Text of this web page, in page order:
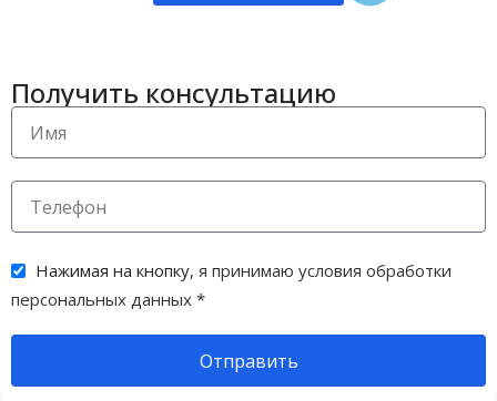
Получить консультацию
Нажимая на кнопку, я принимаю условия обработки
персональных данных *
Отправить